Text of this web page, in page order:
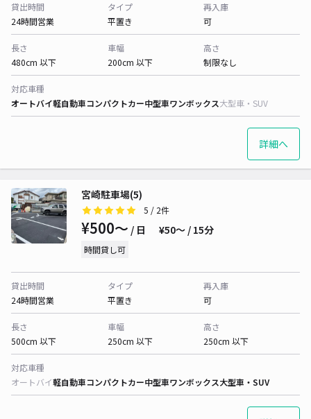
貸出時間
24時間営業
タイプ
平置き
再入庫
可
長さ
480cm 以下
車幅
200cm 以下
高さ
制限なし
対応車種
オートバイ軽自動車コンパクトカー中型車ワンボックス大型車・SUV
詳細へ
宮崎駐車場(5)
5 / 2件
¥500〜 / 日 ¥50〜 / 15分
時間貸し可
貸出時間
24時間営業
タイプ
平置き
再入庫
可
長さ
500cm 以下
車幅
250cm 以下
高さ
250cm 以下
対応車種
オートバイ軽自動車コンパクトカー中型車ワンボックス大型車・SUV